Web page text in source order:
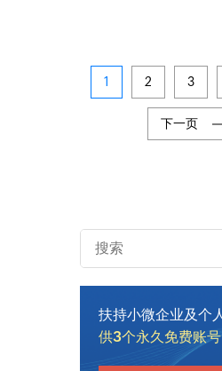
1 2 3
下一页
扶持小微企业及个
供3个永久免费账号